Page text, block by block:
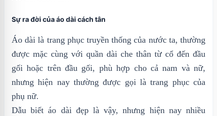
Sự ra đời của áo dài cách tân
Áo dài là trang phục truyền thống của nước ta, thường
được mặc cùng với quần dài che thân từ cổ đến đầu
gối hoặc trên đầu gối, phù hợp cho cả nam và nữ,
nhưng hiện nay thường được gọi là trang phục của
phụ nữ.
Dẫu biết áo dài đẹp là vậy, nhưng hiện nay nhiều